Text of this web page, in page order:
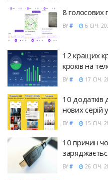
8 голосових
BY # 6 СІЧ.
12 кращих
кроків на
BY # 17 СІЧ.
10 додатків
нових серій
BY # 15 СІЧ.
10 причин
BY # 26 СІЧ.